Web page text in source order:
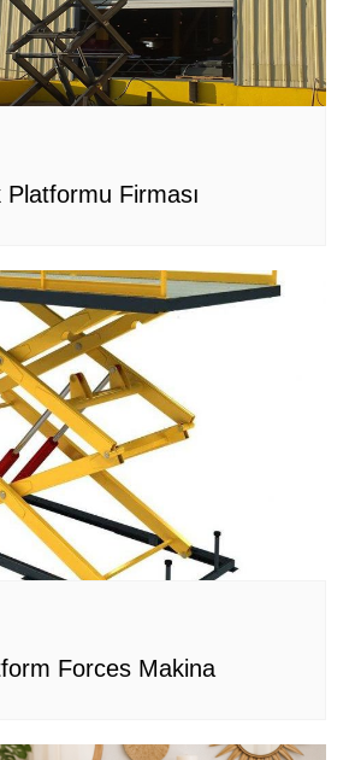
Platformu Firması
Forces Makina